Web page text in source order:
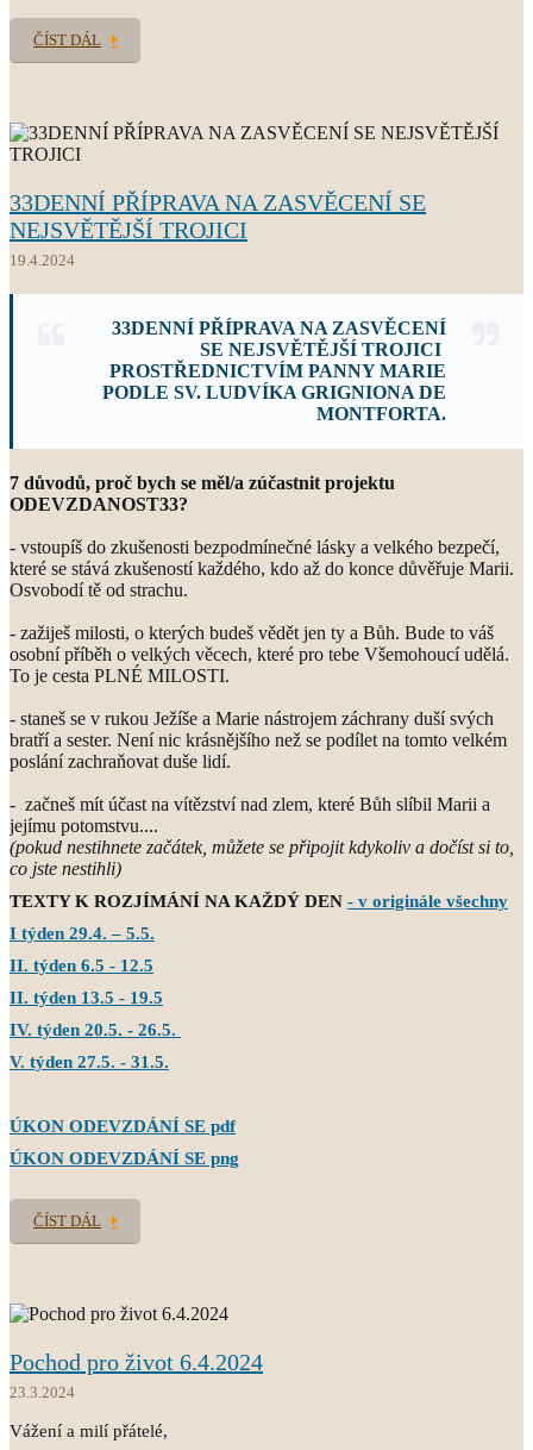
ČÍST DÁL
33DENNÍ PŘÍPRAVA NA ZASVĚCENÍ SE
NEJSVĚTĚJŠÍ TROJICI
19.4.2024
33DENNÍ PŘÍPRAVA NA ZASVĚCENÍ
SE NEJSVĚTĚJŠÍ TROJICI
PROSTŘEDNICTVÍM PANNY MARIE
PODLE SV. LUDVÍKA GRIGNIONA DE
MONTFORTA.
7 důvodů, proč bych se měl/a zúčastnit projektu
ODEVZDANOST33?
- vstoupíš do zkušenosti bezpodmínečné lásky a velkého bezpečí,
které se stává zkušeností každého, kdo až do konce důvěřuje Marii.
Osvobodí tě od strachu.
- zažiješ milosti, o kterých budeš vědět jen ty a Bůh. Bude to váš
osobní příběh o velkých věcech, které pro tebe Všemohoucí udělá.
To je cesta PLNÉ MILOSTI.
- staneš se v rukou Ježíše a Marie nástrojem záchrany duší svých
bratří a sester. Není nic krásnějšího než se podílet na tomto velkém
poslání zachraňovat duše lidí.
- začneš mít účast na vítězství nad zlem, které Bůh slíbil Marii a
jejímu potomstvu....
(pokud nestihnete začátek, můžete se připojit kdykoliv a dočíst si to,
co jste nestihli)
TEXTY K ROZJÍMÁNÍ NA KAŽDÝ DEN - v originále všechny
I týden 29.4. – 5.5.
II. týden 6.5 - 12.5
II. týden 13.5 - 19.5
IV. týden 20.5. - 26.5.
V. týden 27.5. - 31.5.
ÚKON ODEVZDÁNÍ SE pdf
ÚKON ODEVZDÁNÍ SE png
ČÍST DÁL
Pochod pro život 6.4.2024
23.3.2024
Vážení a milí přátelé,